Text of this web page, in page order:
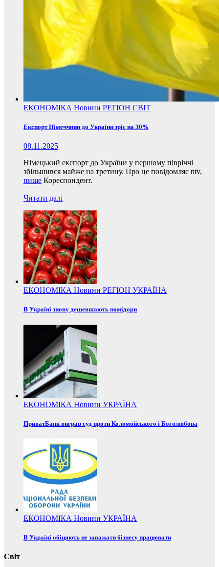
ЕКОНОМІКА Новини РЕГІОН СВІТ
Експорт Німеччини до України зріс на 30%
08.11.2025
Німецький експорт до України у першому півріччі
збільшився майже на третину. Про це повідомляє ntv,
пише Кореспондент.
Читати далі
ЕКОНОМІКА Новини РЕГІОН УКРАЇНА
В Україні знову дешевшають помідори
ЕКОНОМІКА Новини УКРАЇНА
ПриватБанк виграв суд проти Коломойського і Боголюбова
ЕКОНОМІКА Новини УКРАЇНА
В Україні обіцяють не заважати бізнесу працювати
Світ